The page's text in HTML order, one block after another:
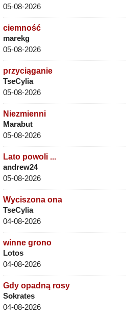
05-08-2026
ciemność
marekg
05-08-2026
przyciąganie
TseCylia
05-08-2026
Niezmienni
Marabut
05-08-2026
Lato powoli ...
andrew24
05-08-2026
Wyciszona ona
TseCylia
04-08-2026
winne grono
Lotos
04-08-2026
Gdy opadną rosy
Sokrates
04-08-2026